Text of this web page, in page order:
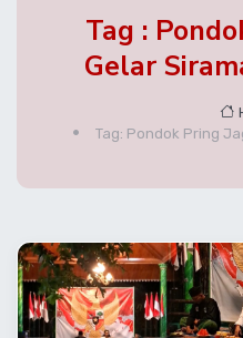
Tag :
Gelar
Tag: Pondok Pring